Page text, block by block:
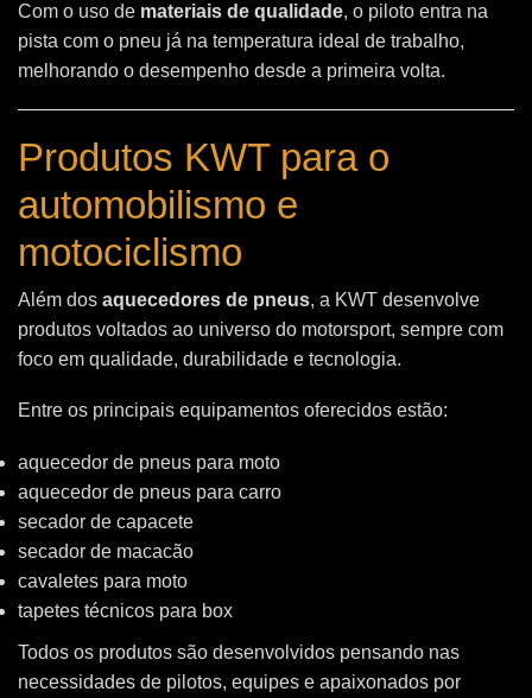
Com o uso de materiais de qualidade, o piloto entra na
pista com o pneu já na temperatura ideal de trabalho,
melhorando o desempenho desde a primeira volta.
Produtos KWT para o
automobilismo e
motociclismo
Além dos aquecedores de pneus, a KWT desenvolve
produtos voltados ao universo do motorsport, sempre com
foco em qualidade, durabilidade e tecnologia.
Entre os principais equipamentos oferecidos estão:
aquecedor de pneus para moto
aquecedor de pneus para carro
secador de capacete
secador de macacão
cavaletes para moto
tapetes técnicos para box
Todos os produtos são desenvolvidos pensando nas
necessidades de pilotos, equipes e apaixonados por